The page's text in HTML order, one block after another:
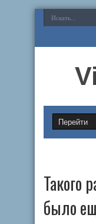
Такого
было